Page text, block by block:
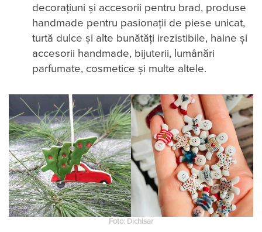
decorațiuni și accesorii pentru brad, produse
handmade pentru pasionații de piese unicat,
turtă dulce și alte bunătăți irezistibile, haine și
accesorii handmade, bijuterii, lumânări
parfumate, cosmetice și multe altele.
Foto: Dichisar